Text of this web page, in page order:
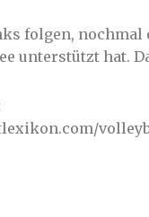
folgen, nochmal
unterstützt hat.